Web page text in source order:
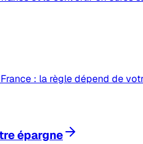
: la règle dépend de
épargne